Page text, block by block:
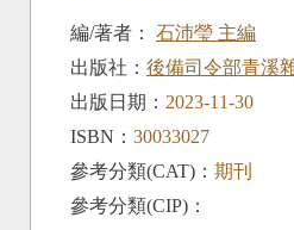
編/著者： 石沛瑩 主編
出版社： 後備司令部青溪
出版日期： 2023-11-30
ISBN： 30033027
參考分類(CAT)： 期刊
參考分類(CIP)：